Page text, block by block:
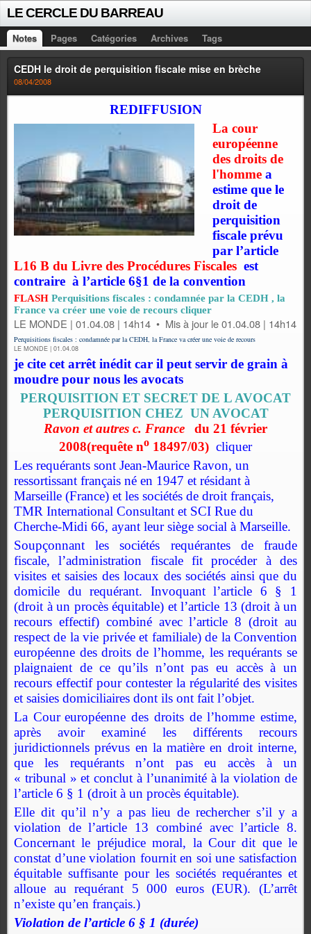
LE CERCLE DU BARREAU
Notes Pages Catégories Archives Tags
CEDH le droit de perquisition fiscale mise en brèche
08/04/2008
REDIFFUSION
La cour
européenne
des droits de
l'homme a
estime que le
droit de
perquisition
fiscale prévu
par l’article
L16 B du Livre des Procédures Fiscales est
contraire à l’article 6§1 de la convention
FLASH Perquisitions fiscales : condamnée par la CEDH , la
France va créer une voie de recours cliquer
LE MONDE | 01.04.08 | 14h14 • Mis à jour le 01.04.08 | 14h14
Perquisitions fiscales : condamnée par la CEDH, la France va créer une voie de recours
LE MONDE | 01.04.08
je cite cet arrêt inédit car il peut servir de grain à
moudre pour nous les avocats
PERQUISITION ET SECRET DE L AVOCAT
PERQUISITION CHEZ UN AVOCAT
Ravon et autres c. France
du 21 février
2008(requête no 18497/03) cliquer
Les requérants sont Jean-Maurice Ravon, un
ressortissant français né en 1947 et résidant à
Marseille (France) et les sociétés de droit français,
TMR International Consultant et SCI Rue du
Cherche-Midi 66, ayant leur siège social à Marseille.
Soupçonnant les sociétés requérantes de fraude
fiscale, l’administration fiscale fit procéder à des
visites et saisies des locaux des sociétés ainsi que du
domicile du requérant. Invoquant l’article 6 § 1
(droit à un procès équitable) et l’article 13 (droit à un
recours effectif) combiné avec l’article 8 (droit au
respect de la vie privée et familiale) de la Convention
européenne des droits de l’homme, les requérants se
plaignaient de ce qu’ils n’ont pas eu accès à un
recours effectif pour contester la régularité des visites
et saisies domiciliaires dont ils ont fait l’objet.
La Cour européenne des droits de l’homme estime,
après avoir examiné les différents recours
juridictionnels prévus en la matière en droit interne,
que les requérants n’ont pas eu accès à un
« tribunal » et conclut à l’unanimité à la violation de
l’article 6 § 1 (droit à un procès équitable).
Elle dit qu’il n’y a pas lieu de rechercher s’il y a
violation de l’article 13 combiné avec l’article 8.
Concernant le préjudice moral, la Cour dit que le
constat d’une violation fournit en soi une satisfaction
équitable suffisante pour les sociétés requérantes et
alloue au requérant 5 000 euros (EUR). (L’arrêt
n’existe qu’en français.)
Violation de l’article 6 § 1 (durée)